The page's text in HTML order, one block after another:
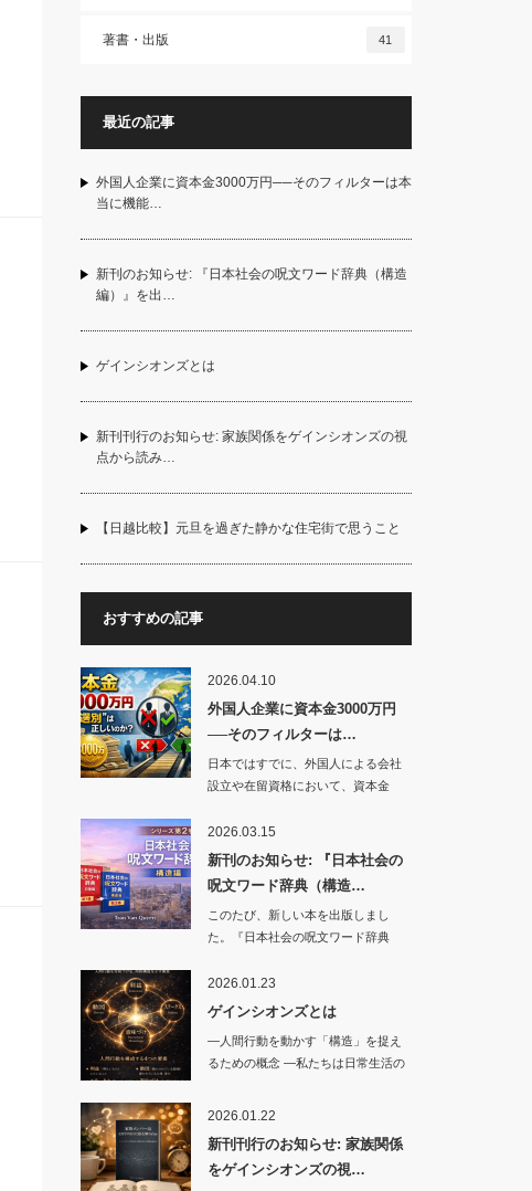
著書・出版 41
最近の記事
外国人企業に資本金3000万円──そのフィルターは本
当に機能…
新刊のお知らせ: 『日本社会の呪文ワード辞典（構造
編）』を出…
ゲインシオンズとは
新刊刊行のお知らせ: 家族関係をゲインシオンズの視
点から読み…
【日越比較】元旦を過ぎた静かな住宅街で思うこと
おすすめの記事
2026.04.10
外国人企業に資本金3000万円
──そのフィルターは…
日本ではすでに、外国人による会社
設立や在留資格において、資本金
2026.03.15
新刊のお知らせ: 『日本社会の
呪文ワード辞典（構造…
このたび、新しい本を出版しまし
た。『日本社会の呪文ワード辞典
2026.01.23
ゲインシオンズとは
―人間行動を動かす「構造」を捉え
るための概念 ―私たちは日常生活の
2026.01.22
新刊刊行のお知らせ: 家族関係
をゲインシオンズの視…